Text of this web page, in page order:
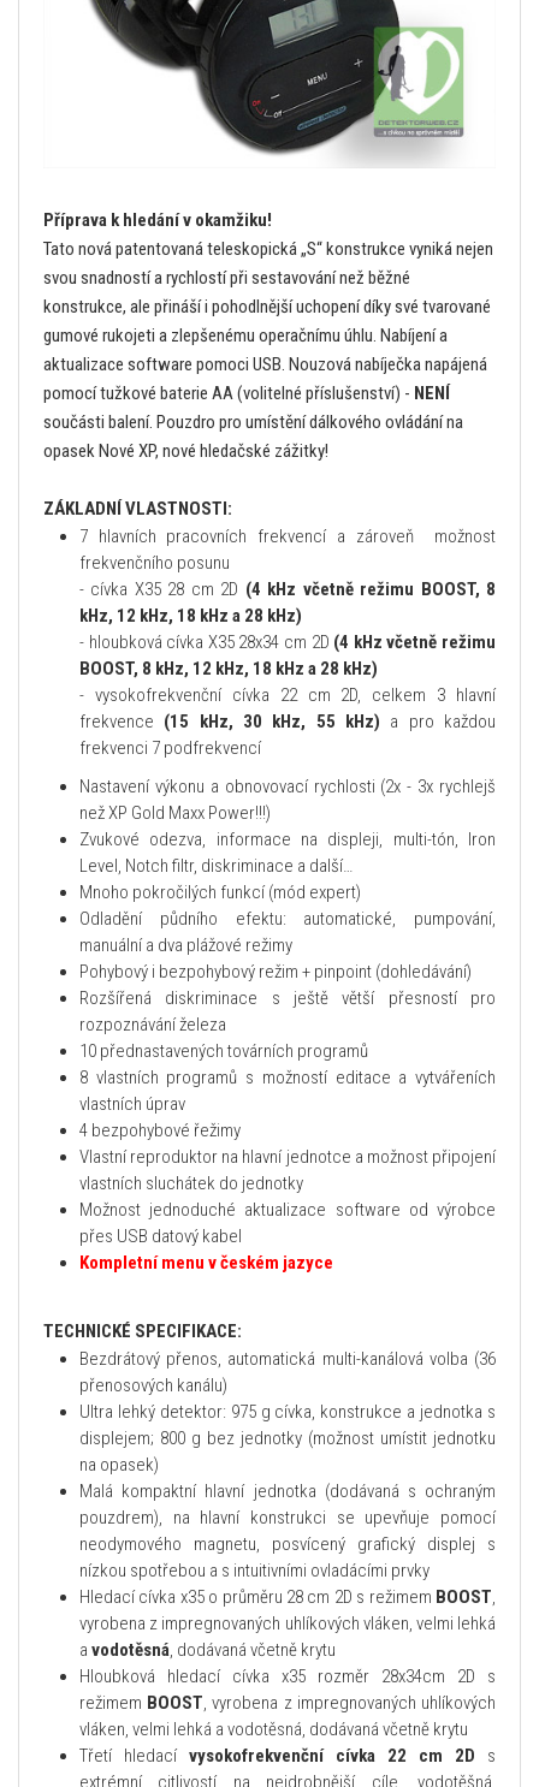
Příprava k hledání v okamžiku!
Tato nová patentovaná teleskopická „S“ konstrukce vyniká nejen
svou snadností a rychlostí při sestavování než běžné
konstrukce, ale přináší i pohodlnější uchopení díky své tvarované
gumové rukojeti a zlepšenému operačnímu úhlu. Nabíjení a
aktualizace software pomoci USB. Nouzová nabíječka napájená
pomocí tužkové baterie AA (volitelné příslušenství) - NENÍ
součásti balení. Pouzdro pro umístění dálkového ovládání na
opasek Nové XP, nové hledačské zážitky!
ZÁKLADNÍ VLASTNOSTI:
7 hlavních pracovních frekvencí a zároveň možnost
frekvenčního posunu
- cívka X35 28 cm 2D (4 kHz včetně režimu BOOST, 8
kHz, 12 kHz, 18 kHz a 28 kHz)
- hloubková cívka X35 28x34 cm 2D (4 kHz včetně režimu
BOOST, 8 kHz, 12 kHz, 18 kHz a 28 kHz)
- vysokofrekvenční cívka 22 cm 2D, celkem 3 hlavní
frekvence (15 kHz, 30 kHz, 55 kHz) a pro každou
frekvenci 7 podfrekvencí
Nastavení výkonu a obnovovací rychlosti (2x - 3x rychlejš
než XP Gold Maxx Power!!!)
Zvukové odezva, informace na displeji, multi-tón, Iron
Level, Notch filtr, diskriminace a další…
Mnoho pokročilých funkcí (mód expert)
Odladění půdního efektu: automatické, pumpování,
manuální a dva plážové režimy
Pohybový i bezpohybový režim + pinpoint (dohledávání)
Rozšířená diskriminace s ještě větší přesností pro
rozpoznávání železa
10 přednastavených továrních programů
8 vlastních programů s možností editace a vytvářeních
vlastních úprav
4 bezpohybové řežimy
Vlastní reproduktor na hlavní jednotce a možnost připojení
vlastních sluchátek do jednotky
Možnost jednoduché aktualizace software od výrobce
přes USB datový kabel
Kompletní menu v českém jazyce
TECHNICKÉ SPECIFIKACE:
Bezdrátový přenos, automatická multi-kanálová volba (36
přenosových kanálu)
Ultra lehký detektor: 975 g cívka, konstrukce a jednotka s
displejem; 800 g bez jednotky (možnost umístit jednotku
na opasek)
Malá kompaktní hlavní jednotka (dodávaná s ochraným
pouzdrem), na hlavní konstrukci se upevňuje pomocí
neodymového magnetu, posvícený grafický displej s
nízkou spotřebou a s intuitivními ovladácími prvky
Hledací cívka x35 o průměru 28 cm 2D s režimem BOOST,
vyrobena z impregnovaných uhlíkových vláken, velmi lehká
a vodotěsná, dodávaná včetně krytu
Hloubková hledací cívka x35 rozměr 28x34cm 2D s
režimem BOOST, vyrobena z impregnovaných uhlíkových
vláken, velmi lehká a vodotěsná, dodávaná včetně krytu
Třetí hledací vysokofrekvenční cívka 22 cm 2D s
extrémní citlivostí na nejdrobnější cíle, vodotěšná,